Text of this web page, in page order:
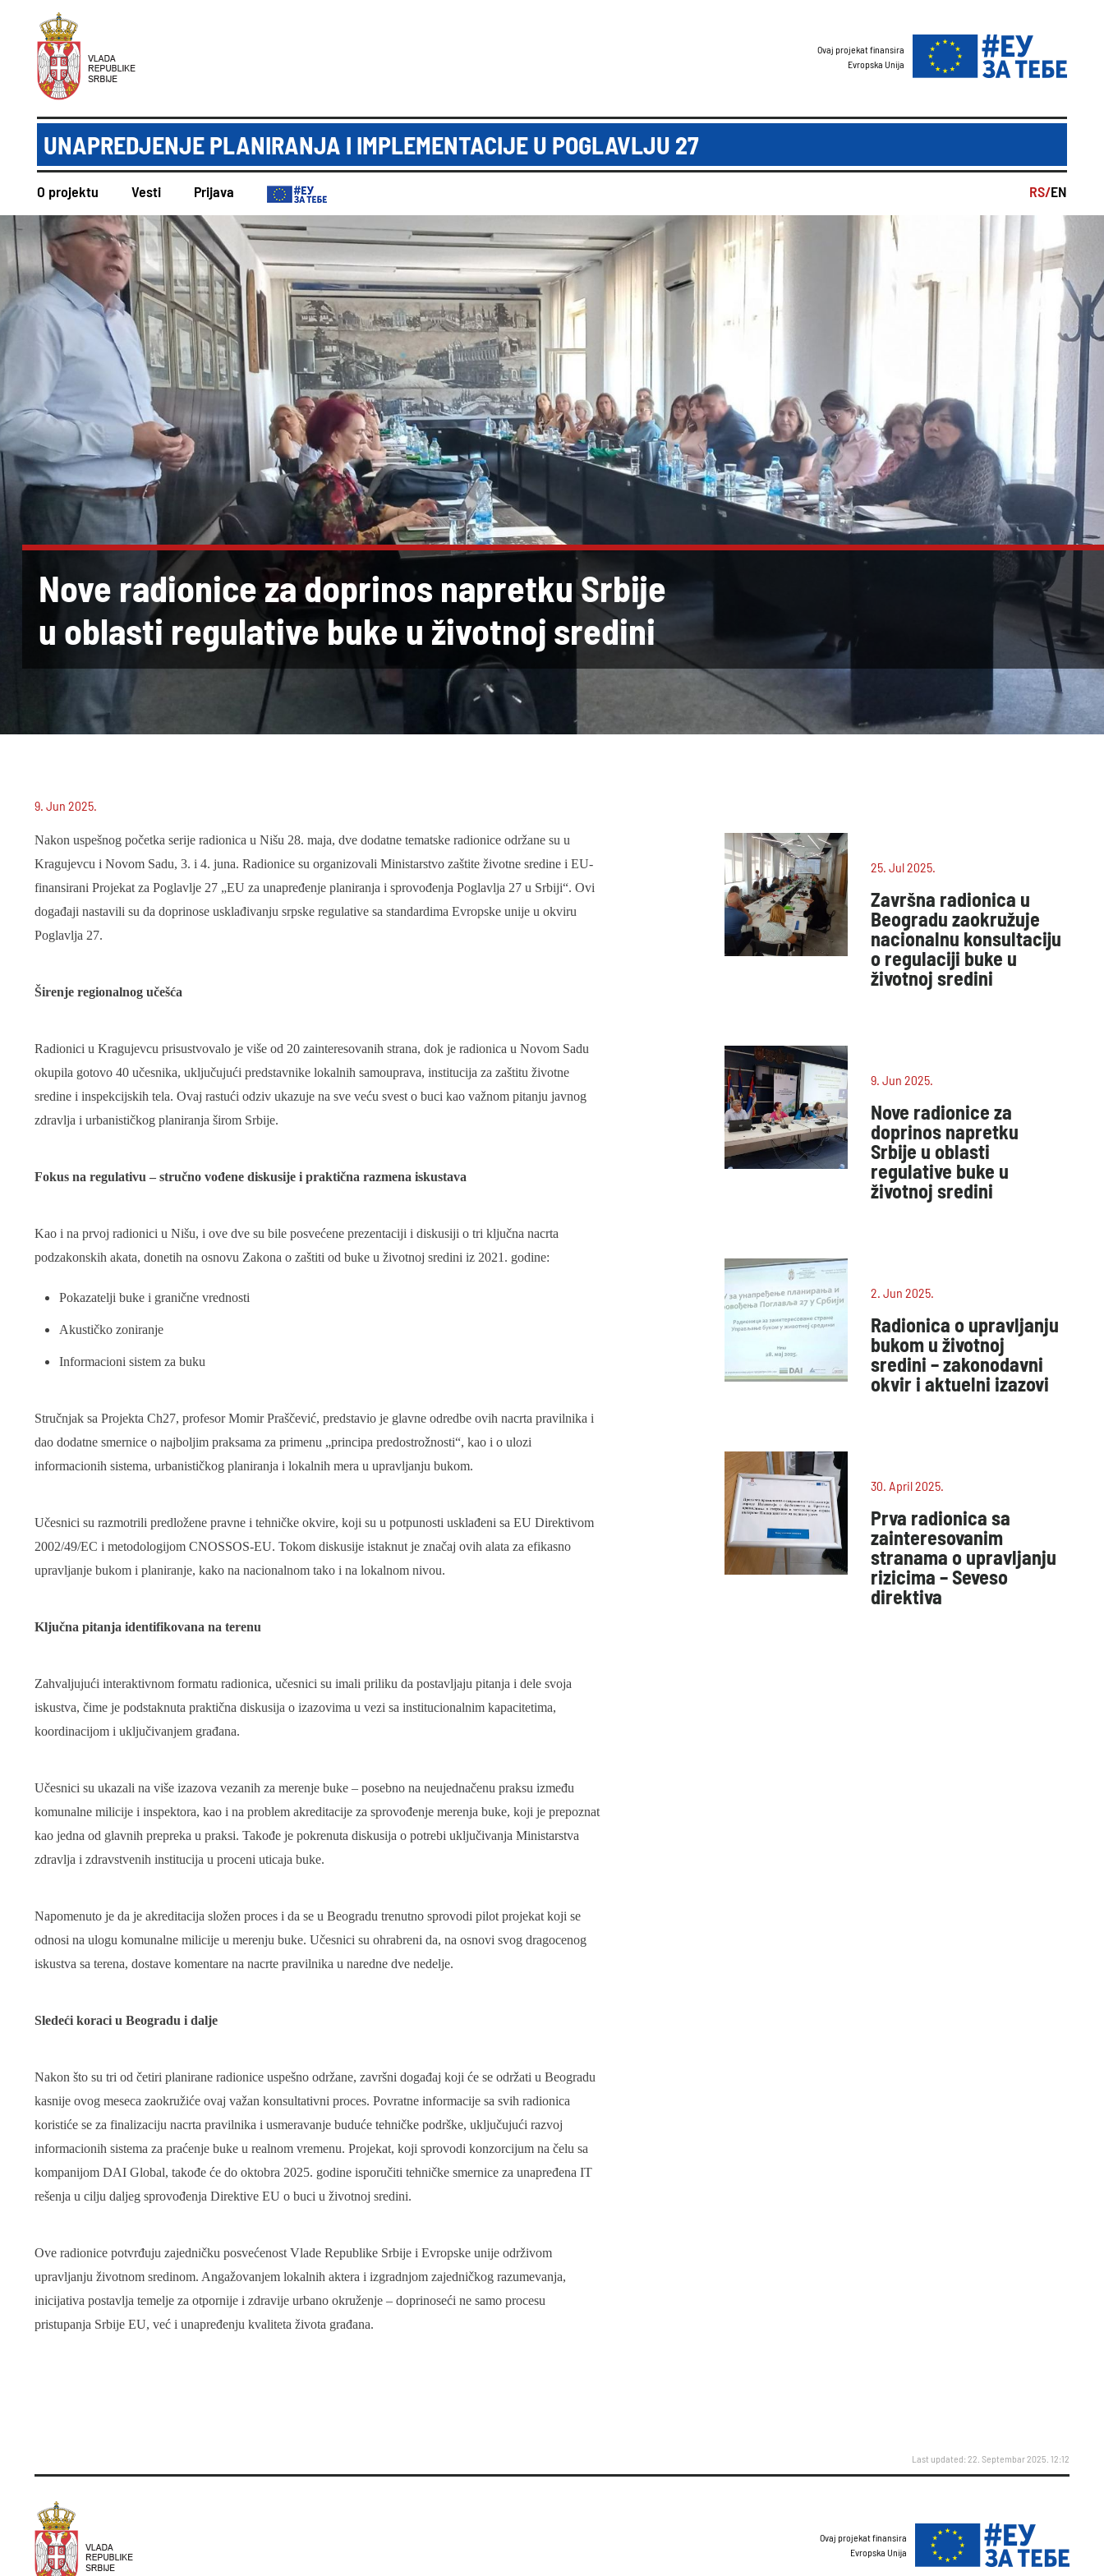
Ovaj projekat finansira
Evropska Unija
UNAPREDJENJE PLANIRANJA I IMPLEMENTACIJE U POGLAVLJU 27
O projektu Vesti Prijava RS/EN
Nove radionice za doprinos napretku Srbije
u oblasti regulative buke u životnoj sredini
9. Jun 2025.
Nakon uspešnog početka serije radionica u Nišu 28. maja, dve dodatne tematske radionice održane su u
Kragujevcu i Novom Sadu, 3. i 4. juna. Radionice su organizovali Ministarstvo zaštite životne sredine i EU-
finansirani Projekat za Poglavlje 27 „EU za unapređenje planiranja i sprovođenja Poglavlja 27 u Srbiji“. Ovi
događaji nastavili su da doprinose usklađivanju srpske regulative sa standardima Evropske unije u okviru
Poglavlja 27.
Širenje regionalnog učešća
Radionici u Kragujevcu prisustvovalo je više od 20 zainteresovanih strana, dok je radionica u Novom Sadu
okupila gotovo 40 učesnika, uključujući predstavnike lokalnih samouprava, institucija za zaštitu životne
sredine i inspekcijskih tela. Ovaj rastući odziv ukazuje na sve veću svest o buci kao važnom pitanju javnog
zdravlja i urbanističkog planiranja širom Srbije.
Fokus na regulativu – stručno vođene diskusije i praktična razmena iskustava
Kao i na prvoj radionici u Nišu, i ove dve su bile posvećene prezentaciji i diskusiji o tri ključna nacrta
podzakonskih akata, donetih na osnovu Zakona o zaštiti od buke u životnoj sredini iz 2021. godine:
Pokazatelji buke i granične vrednosti
Akustičko zoniranje
Informacioni sistem za buku
Stručnjak sa Projekta Ch27, profesor Momir Praščević, predstavio je glavne odredbe ovih nacrta pravilnika i
dao dodatne smernice o najboljim praksama za primenu „principa predostrožnosti“, kao i o ulozi
informacionih sistema, urbanističkog planiranja i lokalnih mera u upravljanju bukom.
Učesnici su razmotrili predložene pravne i tehničke okvire, koji su u potpunosti usklađeni sa EU Direktivom
2002/49/EC i metodologijom CNOSSOS-EU. Tokom diskusije istaknut je značaj ovih alata za efikasno
upravljanje bukom i planiranje, kako na nacionalnom tako i na lokalnom nivou.
Ključna pitanja identifikovana na terenu
Zahvaljujući interaktivnom formatu radionica, učesnici su imali priliku da postavljaju pitanja i dele svoja
iskustva, čime je podstaknuta praktična diskusija o izazovima u vezi sa institucionalnim kapacitetima,
koordinacijom i uključivanjem građana.
Učesnici su ukazali na više izazova vezanih za merenje buke – posebno na neujednačenu praksu između
komunalne milicije i inspektora, kao i na problem akreditacije za sprovođenje merenja buke, koji je prepoznat
kao jedna od glavnih prepreka u praksi. Takođe je pokrenuta diskusija o potrebi uključivanja Ministarstva
zdravlja i zdravstvenih institucija u proceni uticaja buke.
Napomenuto je da je akreditacija složen proces i da se u Beogradu trenutno sprovodi pilot projekat koji se
odnosi na ulogu komunalne milicije u merenju buke. Učesnici su ohrabreni da, na osnovi svog dragocenog
iskustva sa terena, dostave komentare na nacrte pravilnika u naredne dve nedelje.
Sledeći koraci u Beogradu i dalje
Nakon što su tri od četiri planirane radionice uspešno održane, završni događaj koji će se održati u Beogradu
kasnije ovog meseca zaokružiće ovaj važan konsultativni proces. Povratne informacije sa svih radionica
koristiće se za finalizaciju nacrta pravilnika i usmeravanje buduće tehničke podrške, uključujući razvoj
informacionih sistema za praćenje buke u realnom vremenu. Projekat, koji sprovodi konzorcijum na čelu sa
kompanijom DAI Global, takođe će do oktobra 2025. godine isporučiti tehničke smernice za unapređena IT
rešenja u cilju daljeg sprovođenja Direktive EU o buci u životnoj sredini.
Ove radionice potvrđuju zajedničku posvećenost Vlade Republike Srbije i Evropske unije održivom
upravljanju životnom sredinom. Angažovanjem lokalnih aktera i izgradnjom zajedničkog razumevanja,
inicijativa postavlja temelje za otpornije i zdravije urbano okruženje – doprinoseći ne samo procesu
pristupanja Srbije EU, već i unapređenju kvaliteta života građana.
25. Jul 2025.
Završna radionica u
Beogradu zaokružuje
nacionalnu konsultaciju
o regulaciji buke u
životnoj sredini
9. Jun 2025.
Nove radionice za
doprinos napretku
Srbije u oblasti
regulative buke u
životnoj sredini
2. Jun 2025.
Radionica o upravljanju
bukom u životnoj
sredini – zakonodavni
okvir i aktuelni izazovi
30. April 2025.
Prva radionica sa
zainteresovanim
stranama o upravljanju
rizicima – Seveso
direktiva
Last updated: 22. Septembar 2025. 12:12
Ovaj projekat finansira
Evropska Unija